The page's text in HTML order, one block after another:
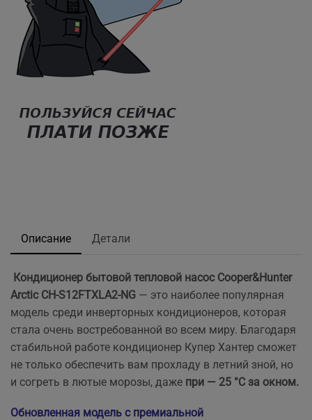
Описание Детали
Кондиционер бытовой тепловой насос Cooper&Hunter
Arctic CH-S12FTXLA2-NG — это наиболее популярная
модель среди инверторных кондиционеров, которая
стала очень востребованной во всем миру. Благодаря
стабильной работе кондиционер Купер Хантер сможет
не только обеспечить вам прохладу в летний зной, но
и согреть в лютые морозы, даже при — 25 °C за окном.
Обновленная модель с премиальной